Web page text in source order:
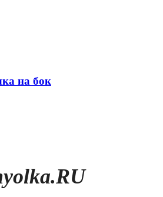
на бок